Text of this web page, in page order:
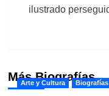
ilustrado
Más Biografías
Arte y Cultura Biografías